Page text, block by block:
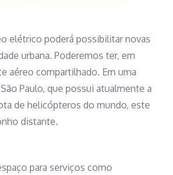
elétrico poderá possibilitar novas
urbana. Poderemos ter, em
aéreo compartilhado. Em uma
Paulo, que possui atualmente a
de helicópteros do mundo, este
distante.
para serviços como